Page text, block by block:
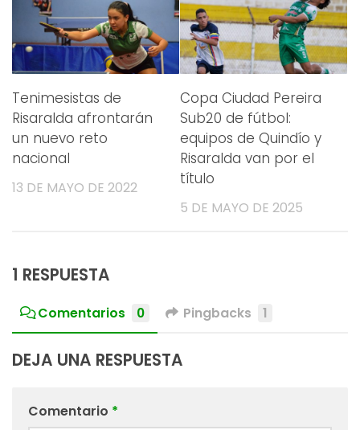
Tenimesistas de
Risaralda afrontarán
un nuevo reto
nacional
13 DE MAYO DE 2022
Copa Ciudad Pereira
Sub20 de fútbol:
equipos de Quindío y
Risaralda van por el
título
5 DE MAYO DE 2025
1 RESPUESTA
Comentarios 0 Pingbacks 1
DEJA UNA RESPUESTA
Comentario *